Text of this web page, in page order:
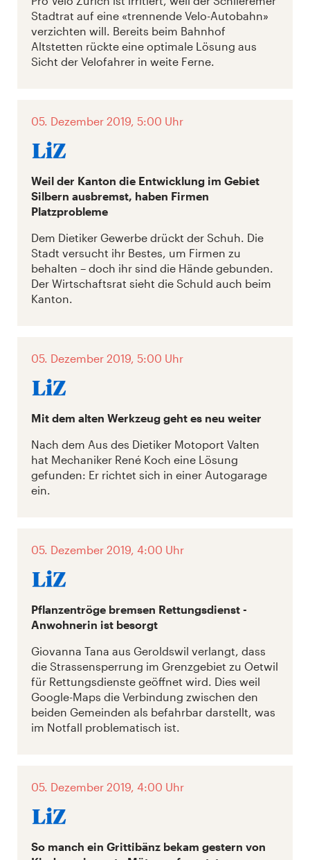
Stadtrat auf eine «trennende Velo-Autobahn»
verzichten will. Bereits beim Bahnhof
Altstetten rückte eine optimale Lösung aus
Sicht der Velofahrer in weite Ferne.
05. Dezember 2019, 5:00 Uhr
Weil der Kanton die Entwicklung im Gebiet
Silbern ausbremst, haben Firmen
Platzprobleme
Dem Dietiker Gewerbe drückt der Schuh. Die
Stadt versucht ihr Bestes, um Firmen zu
behalten – doch ihr sind die Hände gebunden.
Der Wirtschaftsrat sieht die Schuld auch beim
Kanton.
05. Dezember 2019, 5:00 Uhr
Mit dem alten Werkzeug geht es neu weiter
Nach dem Aus des Dietiker Motoport Valten
hat Mechaniker René Koch eine Lösung
gefunden: Er richtet sich in einer Autogarage
ein.
05. Dezember 2019, 4:00 Uhr
Pflanzentröge bremsen Rettungsdienst -
Anwohnerin ist besorgt
Giovanna Tana aus Geroldswil verlangt, dass
die Strassensperrung im Grenzgebiet zu Oetwil
für Rettungsdienste geöffnet wird. Dies weil
Google-Maps die Verbindung zwischen den
beiden Gemeinden als befahrbar darstellt, was
im Notfall problematisch ist.
05. Dezember 2019, 4:00 Uhr
So manch ein Grittibänz bekam gestern von